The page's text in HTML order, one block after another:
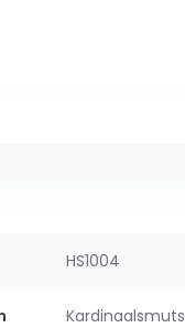
HS1004
Kardinaalsmuts